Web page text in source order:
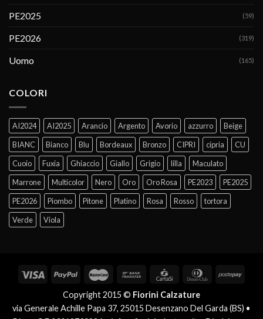
PE2025 (59)
PE2026 (319)
Uomo (165)
COLORI
AI2024 AI2025 Arancio Argento Avorio azzurro
Beige
BIANC
Bianco Blu Bordeaux Bronzo CIPRI cipria
CU
Cuoio
Fuxia Ghiaccio Giallo Grigio lilla
Maculato
Marrone
Multicolor Nero Oro Oro Rosa PE2023
PE2025
PE2026
Piombo Pitone Platino Rosa Rosso
tortora
Verde
Viola
Copyright 2015 © Fiorini Calzature
via Generale Achille Papa 37, 25015 Desenzano Del Garda (BS) •